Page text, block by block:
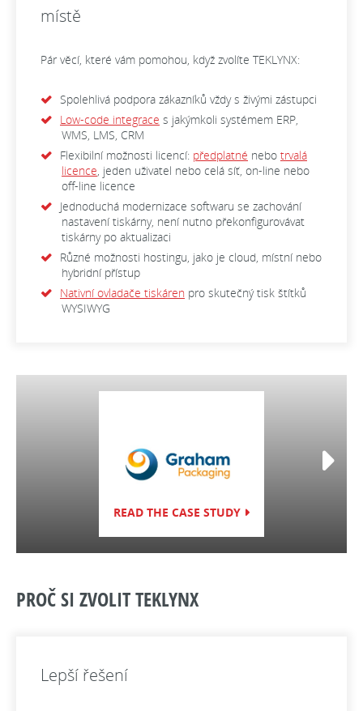
místě
Pár věcí, které vám pomohou, když zvolíte TEKLYNX:
Spolehlivá podpora zákazníků vždy s živými zástupci
Low-code integrace s jakýmkoli systémem ERP,
WMS, LMS, CRM
Flexibilní možnosti licencí: předplatné nebo trvalá
licence, jeden uživatel nebo celá síť, on-line nebo
off-line licence
Jednoduchá modernizace softwaru se zachování
nastavení tiskárny, není nutno překonfigurovávat
tiskárny po aktualizaci
Různé možnosti hostingu, jako je cloud, místní nebo
hybridní přístup
Nativní ovladače tiskáren pro skutečný tisk štítků
WYSIWYG
READ THE CASE STUDY
PROČ SI ZVOLIT TEKLYNX
Lepší řešení